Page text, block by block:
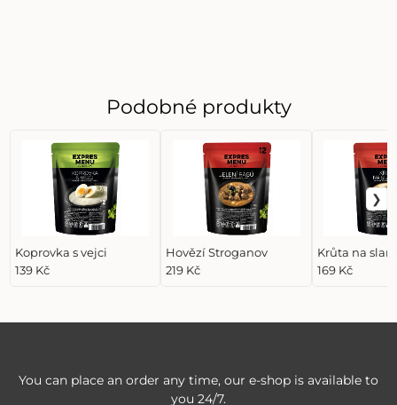
Podobné produkty
Koprovka s vejci
139 Kč
Hovězí Stroganov
219 Kč
Krůta na
169 Kč
You can place an order any time, our e-shop is available to
you 24/7.